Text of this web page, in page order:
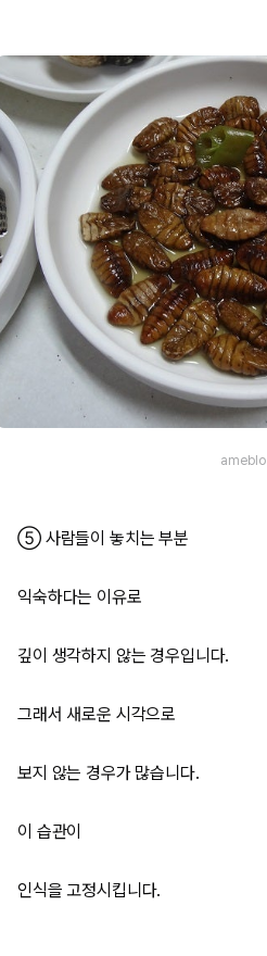
ameblo
⑤ 사람들이 놓치는 부분
익숙하다는 이유로
깊이 생각하지 않는 경우입니다.
그래서 새로운 시각으로
보지 않는 경우가 많습니다.
이 습관이
인식을 고정시킵니다.